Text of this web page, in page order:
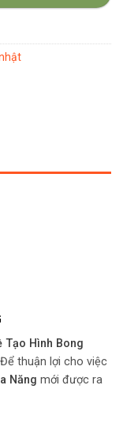
Tạo Hình Bong
thuận lợi cho việc
Năng mới được ra